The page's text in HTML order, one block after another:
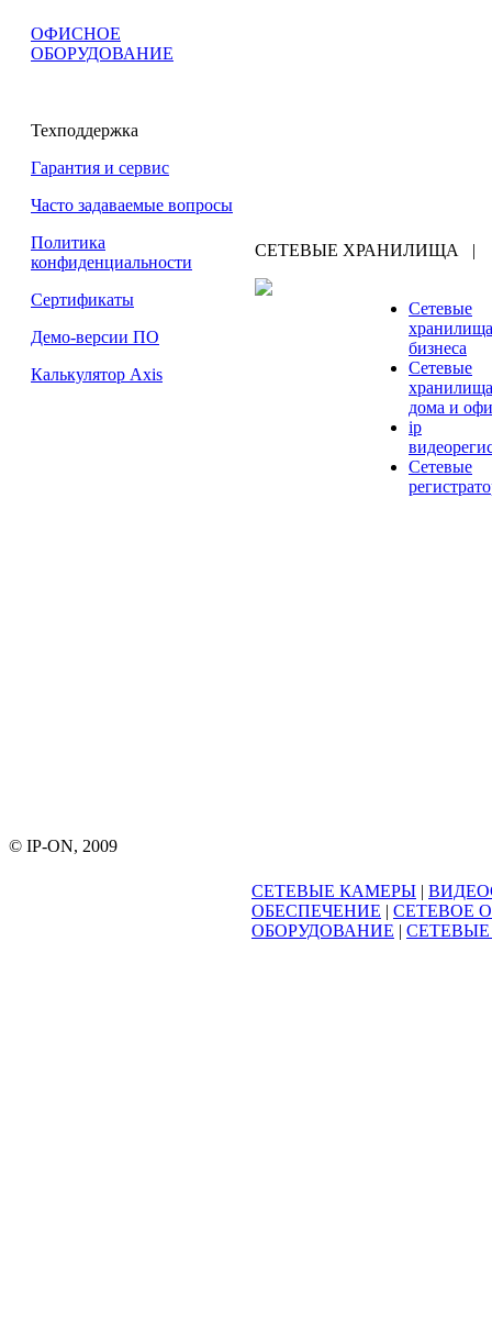
ОФИСНОЕ
ОБОРУДОВАНИЕ
Техподдержка
Гарантия и сервис
Часто задаваемые вопросы
Политика
конфиденциальности
Сертификаты
Демо-версии ПО
Калькулятор Axis
СЕТЕВЫЕ ХРАНИЛИЩА |
Сетевые
бизнеса
Сетевые
дома и
ip
Сетевые
© IP-ON, 2009
СЕТЕВЫЕ КАМЕРЫ |
ОБЕСПЕЧЕНИЕ | СЕТЕВОЕ
ОБОРУДОВАНИЕ |